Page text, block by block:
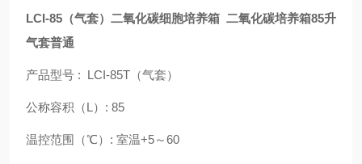
LCI-85（气套）二氧化碳细胞培养箱 二氧化碳培养箱85升
气套普通
产品型号 : LCI-85T（气套）
公称容积（L）: 85
温控范围（℃）: 室温+5～60